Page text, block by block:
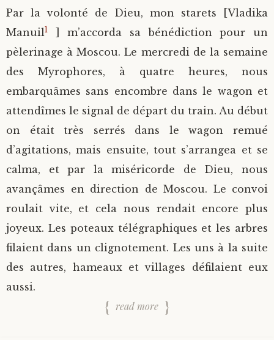
Par la volonté de Dieu, mon starets [Vladika
Manuil1
] m’accorda sa bénédiction pour un
pèlerinage à Moscou. Le mercredi de la semaine
des Myrophores, à quatre heures, nous
embarquâmes sans encombre dans le wagon et
attendîmes le signal de départ du train. Au début
on était très serrés dans le wagon remué
d’agitations, mais ensuite, tout s’arrangea et se
calma, et par la miséricorde de Dieu, nous
avançâmes en direction de Moscou. Le convoi
roulait vite, et cela nous rendait encore plus
joyeux. Les poteaux télégraphiques et les arbres
filaient dans un clignotement. Les uns à la suite
des autres, hameaux et villages défilaient eux
aussi.
read more